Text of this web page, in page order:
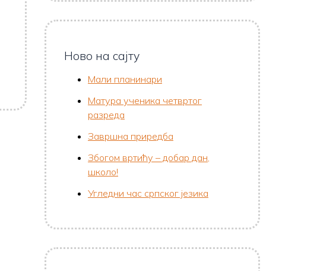
Ново на сајту
Мали планинари
Матура ученика четвртог
разреда
Завршна приредба
Збогом вртићу – добар дан,
школо!
Угледни час српског језика